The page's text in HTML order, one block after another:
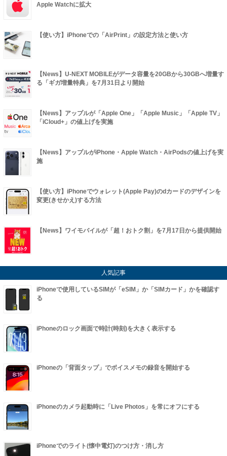
Apple Watchに拡大
【使い方】iPhoneでの「AirPrint」の設定方法と使い方
【News】U-NEXT MOBILEがデータ容量を20GBから30GBへ増量す
る「ギガ増量特典」を7月31日より開始
【News】アップルが「Apple One」「Apple Music」「Apple TV」
「iCloud+」の値上げを実施
【News】アップルがiPhone・Apple Watch・AirPodsの値上げを実
施
【使い方】iPhoneでウォレット(Apple Pay)のdカードのデザインを
変更(きせかえ)する方法
【News】ワイモバイルが「超！おトク割」を7月17日から提供開始
人気記事
iPhoneで使用しているSIMが「eSIM」か「SIMカード」かを確認す
る
iPhoneのロック画面で時計(時刻)を大きく表示する
iPhoneの「背面タップ」でボイスメモの録音を開始する
iPhoneのカメラ起動時に「Live Photos」を常にオフにする
iPhoneでのライト(懐中電灯)のつけ方・消し方